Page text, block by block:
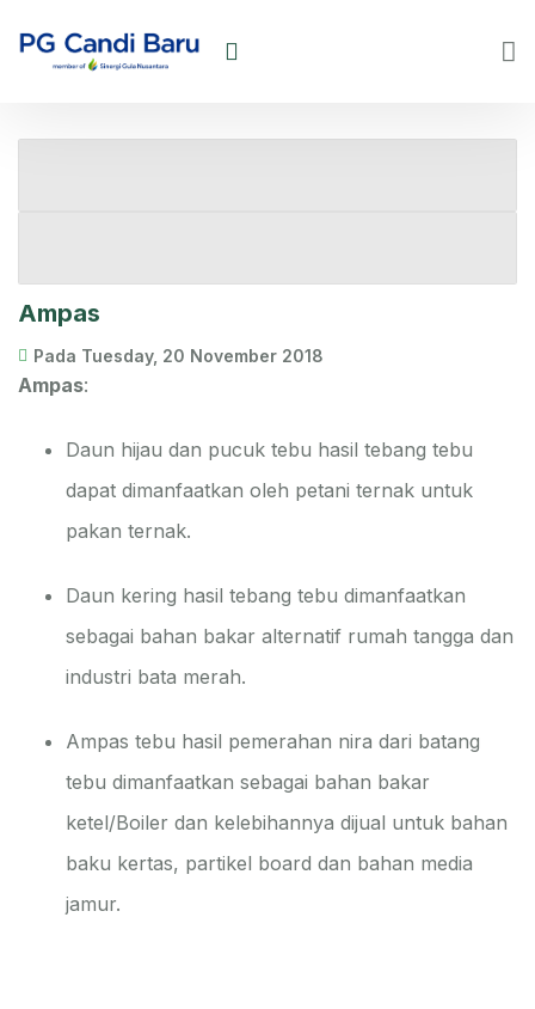
Ampas
Pada Tuesday, 20 November 2018
Ampas:
Daun hijau dan pucuk tebu hasil tebang tebu
dapat dimanfaatkan oleh petani ternak untuk
pakan ternak.
Daun kering hasil tebang tebu dimanfaatkan
sebagai bahan bakar alternatif rumah tangga dan
industri bata merah.
Ampas tebu hasil pemerahan nira dari batang
tebu dimanfaatkan sebagai bahan bakar
ketel/Boiler dan kelebihannya dijual untuk bahan
baku kertas, partikel board dan bahan media
jamur.